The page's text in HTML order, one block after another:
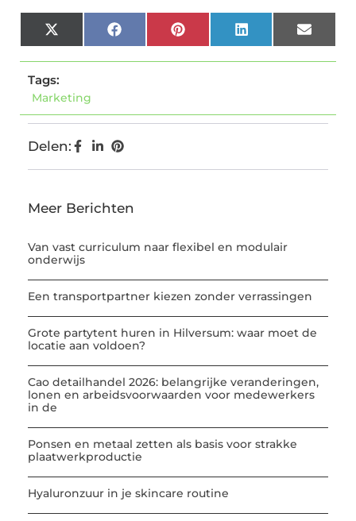
X
(Twitter)
FacebookPinterestLinkedInEmail
Tags:
Marketing
Delen:
Meer Berichten
Van vast curriculum naar flexibel en modulair
onderwijs
Een transportpartner kiezen zonder verrassingen
Grote partytent huren in Hilversum: waar moet de
locatie aan voldoen?
Cao detailhandel 2026: belangrijke veranderingen,
lonen en arbeidsvoorwaarden voor medewerkers
in de
Ponsen en metaal zetten als basis voor strakke
plaatwerkproductie
Hyaluronzuur in je skincare routine